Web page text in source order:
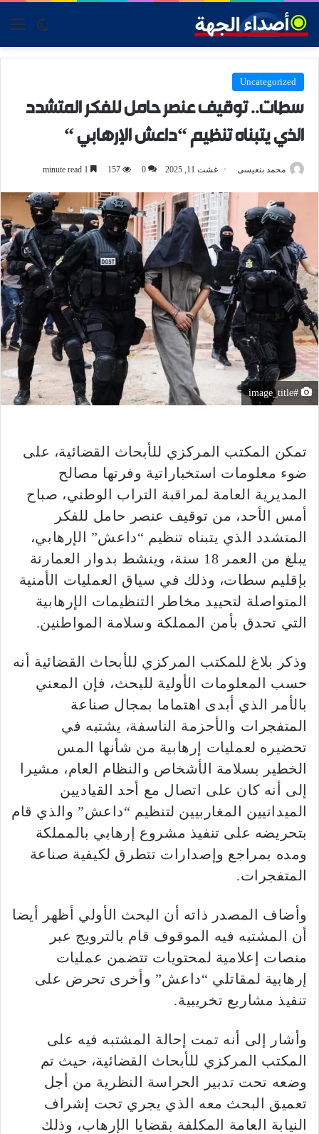
skin
Uncategorized
سطات.. توقيف عنصر حامل للفكر المتشدد
الذي يتبناه تنظيم “داعش الإرهابي “
محمد بنعيسى غشت 11, 2025 0
157
#image_title
تمكن المكتب المركزي للأبحاث القضائية، على
ضوء معلومات استخباراتية وفرتها مصالح
المديرية العامة لمراقبة التراب الوطني، صباح
أمس الأحد، من توقيف عنصر حامل للفكر
المتشدد الذي يتبناه تنظيم “داعش” الإرهابي،
يبلغ من العمر 18 سنة، وينشط بدوار العمارنة
بإقليم سطات، وذلك في سياق العمليات الأمنية
المتواصلة لتحييد مخاطر التنظيمات الإرهابية
التي تحدق بأمن المملكة وسلامة المواطنين.
وذكر بلاغ للمكتب المركزي للأبحاث القضائية أنه
حسب المعلومات الأولية للبحث، فإن المعني
بالأمر الذي أبدى اهتماما بمجال صناعة
المتفجرات والأحزمة الناسفة، يشتبه في
تحضيره لعمليات إرهابية من شأنها المس
الخطير بسلامة الأشخاص والنظام العام، مشيرا
إلى أنه كان على اتصال مع أحد القياديين
الميدانيين المغاربيين لتنظيم “داعش” والذي قام
بتحريضه على تنفيذ مشروع إرهابي بالمملكة
ومده بمراجع وإصدارات تتطرق لكيفية صناعة
المتفجرات.
وأضاف المصدر ذاته أن البحث الأولي أظهر أيضا
أن المشتبه فيه الموقوف قام بالترويج عبر
منصات إعلامية لمحتويات تتضمن عمليات
إرهابية لمقاتلي “داعش” وأخرى تحرض على
تنفيذ مشاريع تخريبية.
وأشار إلى أنه تمت إحالة المشتبه فيه على
المكتب المركزي للأبحاث القضائية، حيث تم
وضعه تحت تدبير الحراسة النظرية من أجل
تعميق البحث معه الذي يجري تحت إشراف
النيابة العامة المكلفة بقضايا الإرهاب، وذلك